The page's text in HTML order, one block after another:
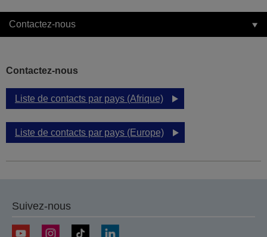
Contactez-nous
Contactez-nous
Liste de contacts par pays (Afrique)
Liste de contacts par pays (Europe)
Suivez-nous